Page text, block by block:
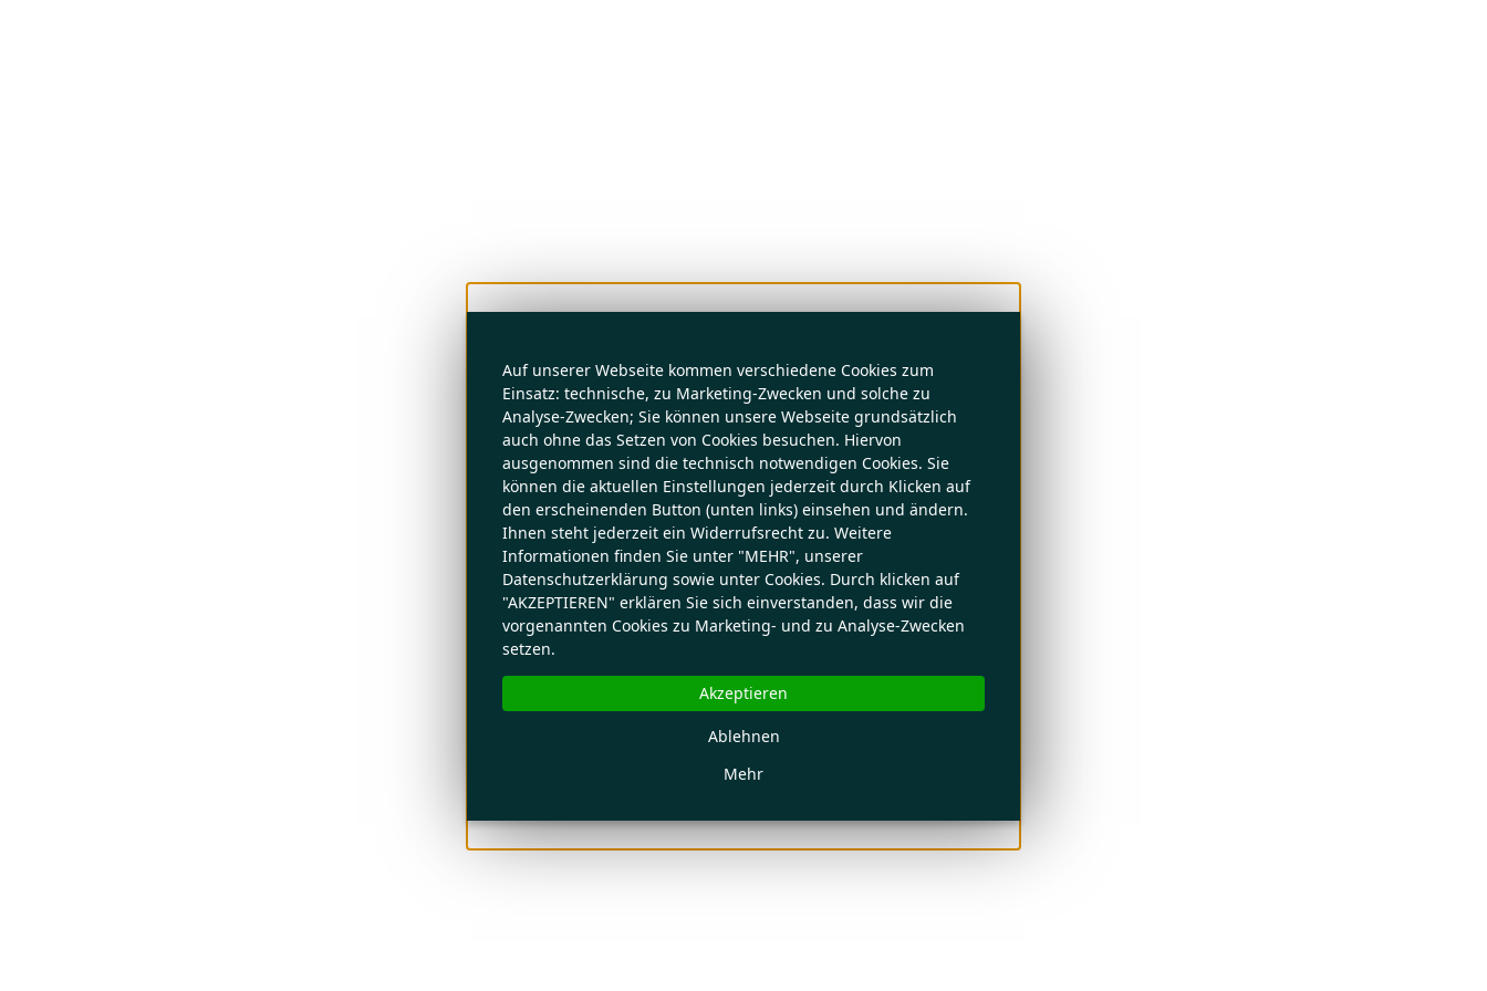
Auf unserer Webseite kommen verschiedene Cookies zum
Einsatz: technische, zu Marketing-Zwecken und solche zu
Analyse-Zwecken; Sie können unsere Webseite grundsätzlich
auch ohne das Setzen von Cookies besuchen. Hiervon
ausgenommen sind die technisch notwendigen Cookies. Sie
können die aktuellen Einstellungen jederzeit durch Klicken auf
den erscheinenden Button (unten links) einsehen und ändern.
Ihnen steht jederzeit ein Widerrufsrecht zu. Weitere
Informationen finden Sie unter "MEHR", unserer
Datenschutzerklärung sowie unter Cookies. Durch klicken auf
"AKZEPTIEREN" erklären Sie sich einverstanden, dass wir die
vorgenannten Cookies zu Marketing- und zu Analyse-Zwecken
setzen.
Mehr
Ablehnen
Akzeptieren